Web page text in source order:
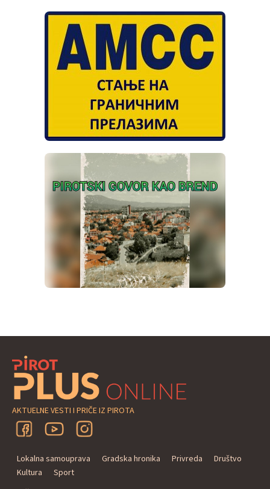
AKTUELNE VESTI I PRIČE IZ PIROTA
Lokalna samouprava Gradska hronika Privreda
Društvo
Kultura
Sport